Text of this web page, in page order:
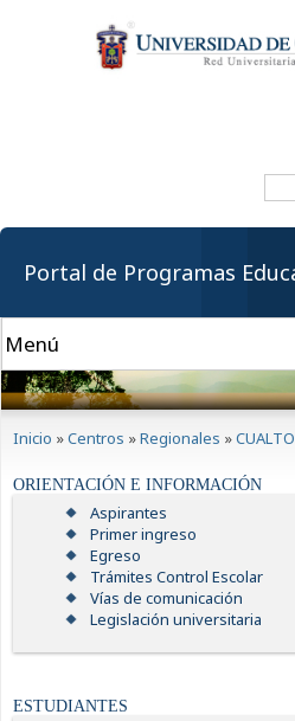
contenido
principal
Portal de Programas
Inicio »Centros »Regionales »
ORIENTACIÓN E INFORMACIÓN
Aspirantes
Primer ingreso
Egreso
Trámites Control Escolar
Vías de comunicación
Legislación universitaria
ESTUDIANTES